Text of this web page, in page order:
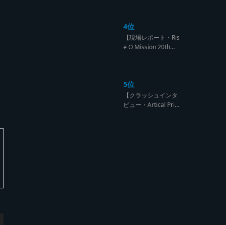
Down レゲエサウン
ド クラッシュレポー
ト】
4位
【現場レポート・Ris
e O Mission 20th】
ッション】
5位
【クラッシュインタ
ビュー・Artical Prid